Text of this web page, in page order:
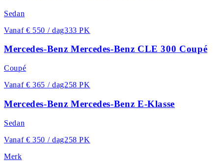
Sedan
Vanaf € 550 / dag333 PK
Mercedes-Benz Mercedes-Benz CLE 300 Coupé
Coupé
Vanaf € 365 / dag258 PK
Mercedes-Benz Mercedes-Benz E-Klasse
Sedan
Vanaf € 350 / dag258 PK
Merk